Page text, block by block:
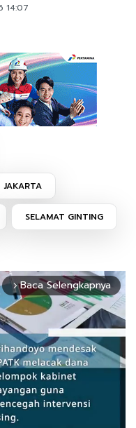
14:07
JAKARTA
SELAMAT GINTING
arrow_forward_ios Baca Selengkapnya